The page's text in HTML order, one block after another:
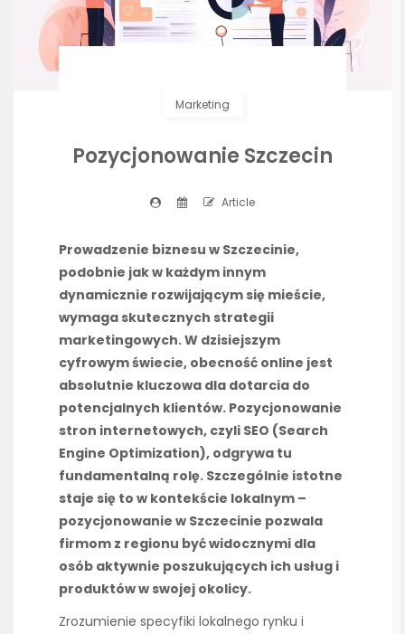
Marketing
Pozycjonowanie Szczecin
Article
Prowadzenie biznesu w Szczecinie,
podobnie jak w każdym innym
dynamicznie rozwijającym się mieście,
wymaga skutecznych strategii
marketingowych. W dzisiejszym
cyfrowym świecie, obecność online jest
absolutnie kluczowa dla dotarcia do
potencjalnych klientów. Pozycjonowanie
stron internetowych, czyli SEO (Search
Engine Optimization), odgrywa tu
fundamentalną rolę. Szczególnie istotne
staje się to w kontekście lokalnym –
pozycjonowanie w Szczecinie pozwala
firmom z regionu być widocznymi dla
osób aktywnie poszukujących ich usług i
produktów w swojej okolicy.
Zrozumienie specyfiki lokalnego rynku i